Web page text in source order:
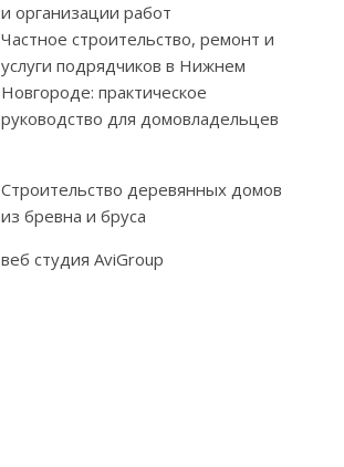
и организации работ
Частное строительство, ремонт и
услуги подрядчиков в Нижнем
Новгороде: практическое
руководство для домовладельцев
Строительство деревянных домов
из бревна и бруса
веб студия AviGroup